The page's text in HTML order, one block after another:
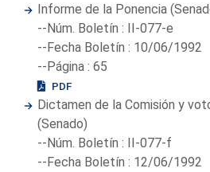
Informe de la Ponencia
--Núm. Boletín : II-077-e
--Fecha Boletín : 10/06/1992
--Página : 65
PDF
Dictamen de la Comisión y
(Senado)
--Núm. Boletín : II-077-f
--Fecha Boletín : 12/06/1992